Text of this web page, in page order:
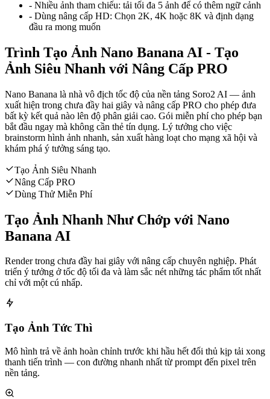
- Nhiều ảnh tham chiếu: tải tối đa 5 ảnh để có thêm ngữ cảnh
- Dùng nâng cấp HD: Chọn 2K, 4K hoặc 8K và định dạng
đầu ra mong muốn
Trình Tạo Ảnh Nano Banana AI - Tạo
Ảnh Siêu Nhanh với Nâng Cấp PRO
Nano Banana là nhà vô địch tốc độ của nền tảng Soro2 AI — ảnh
xuất hiện trong chưa đầy hai giây và nâng cấp PRO cho phép đưa
bất kỳ kết quả nào lên độ phân giải cao. Gói miễn phí cho phép bạn
bắt đầu ngay mà không cần thẻ tín dụng. Lý tưởng cho việc
brainstorm hình ảnh nhanh, sản xuất hàng loạt cho mạng xã hội và
khám phá ý tưởng sáng tạo.
Tạo Ảnh Siêu Nhanh
Nâng Cấp PRO
Dùng Thử Miễn Phí
Tạo Ảnh Nhanh Như Chớp với Nano
Banana AI
Render trong chưa đầy hai giây với nâng cấp chuyên nghiệp. Phát
triển ý tưởng ở tốc độ tối đa và làm sắc nét những tác phẩm tốt nhất
chỉ với một cú nhấp.
Tạo Ảnh Tức Thì
Mô hình trả về ảnh hoàn chỉnh trước khi hầu hết đối thủ kịp tải xong
thanh tiến trình — con đường nhanh nhất từ prompt đến pixel trên
nền tảng.